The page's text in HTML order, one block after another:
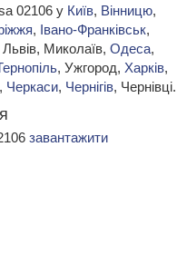
02106 у Київ, Вінницю,
, Івано-Франківськ,
Миколаїв, Одеса,
, Ужгород, Харків,
, Черкаси, Чернігів, Чернівці.
завантажити